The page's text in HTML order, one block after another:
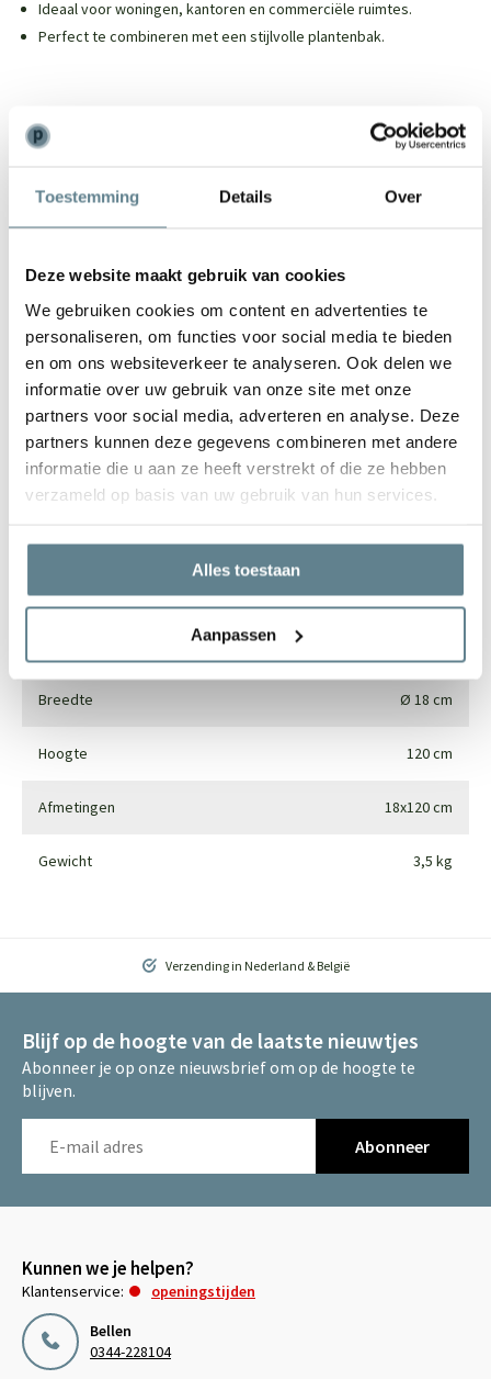
Toestemming Details Over
Deze website maakt gebruik van cookies
We gebruiken cookies om content en advertenties te
personaliseren, om functies voor social media te bieden
en om ons websiteverkeer te analyseren. Ook delen we
informatie over uw gebruik van onze site met onze
partners voor social media, adverteren en analyse. Deze
partners kunnen deze gegevens combineren met andere
informatie die u aan ze heeft verstrekt of die ze hebben
verzameld op basis van uw gebruik van hun services.
Alles toestaan
Aanpassen
Ideaal voor woningen, kantoren en commerciële ruimtes.
Perfect te combineren met een stijlvolle plantenbak.
Wil je advies of heb je een vraag? Neem contact op met ons
team!
Start chat
Bel0344-228104
Mail info@polyesterplantenbakken.nl
Whatsapp0344-228104
Specificaties
Gebruik Interieur
Breedte Ø 18 cm
Hoogte 120 cm
Afmetingen 18x120 cm
Gewicht 3,5 kg
Verzending in Nederland & België
Blijf op de hoogte van de laatste nieuwtjes
Abonneer je op onze nieuwsbrief om op de hoogte te
blijven.
Abonneer
Kunnen we je helpen?
Klantenservice:
openingstijden
Bellen
0344-228104